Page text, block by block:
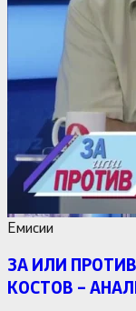
Емисии
ЗА ИЛИ
КОСТОВ –